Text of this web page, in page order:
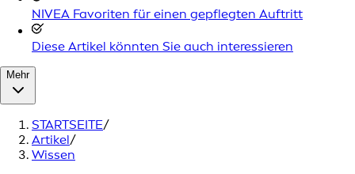
NIVEA Favoriten für einen gepflegten Auftritt
Diese Artikel könnten Sie auch interessieren
Mehr
STARTSEITE/
Artikel/
Wissen